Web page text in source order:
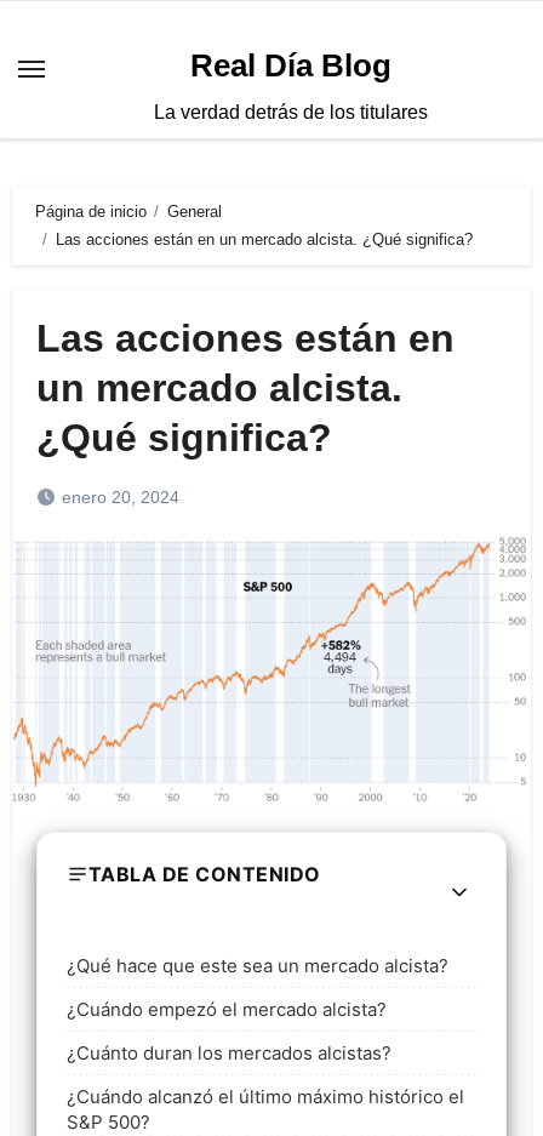
contenido
Real Día Blog
La verdad detrás de los titulares
Página de inicio
General
Las acciones están en un mercado alcista. ¿Qué significa?
Las acciones están en
un mercado alcista.
¿Qué significa?
enero 20, 2024
TABLA DE CONTENIDO
¿Qué hace que este sea un mercado alcista?
¿Cuándo empezó el mercado alcista?
¿Cuánto duran los mercados alcistas?
¿Cuándo alcanzó el último máximo histórico el
S&P 500?